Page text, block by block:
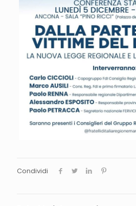
Condividi